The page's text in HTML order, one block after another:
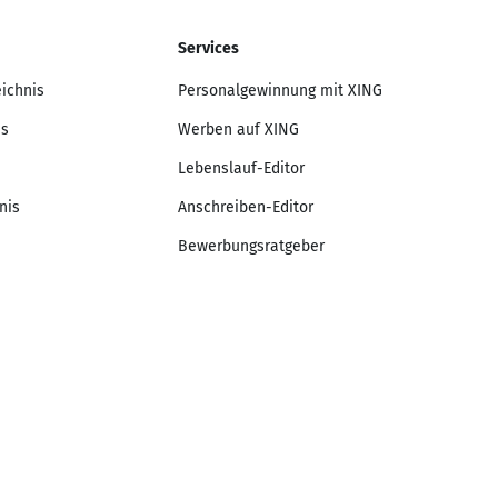
Services
Personalgewinnung mit XING
Werben auf XING
Lebenslauf-Editor
Anschreiben-Editor
Bewerbungsratgeber